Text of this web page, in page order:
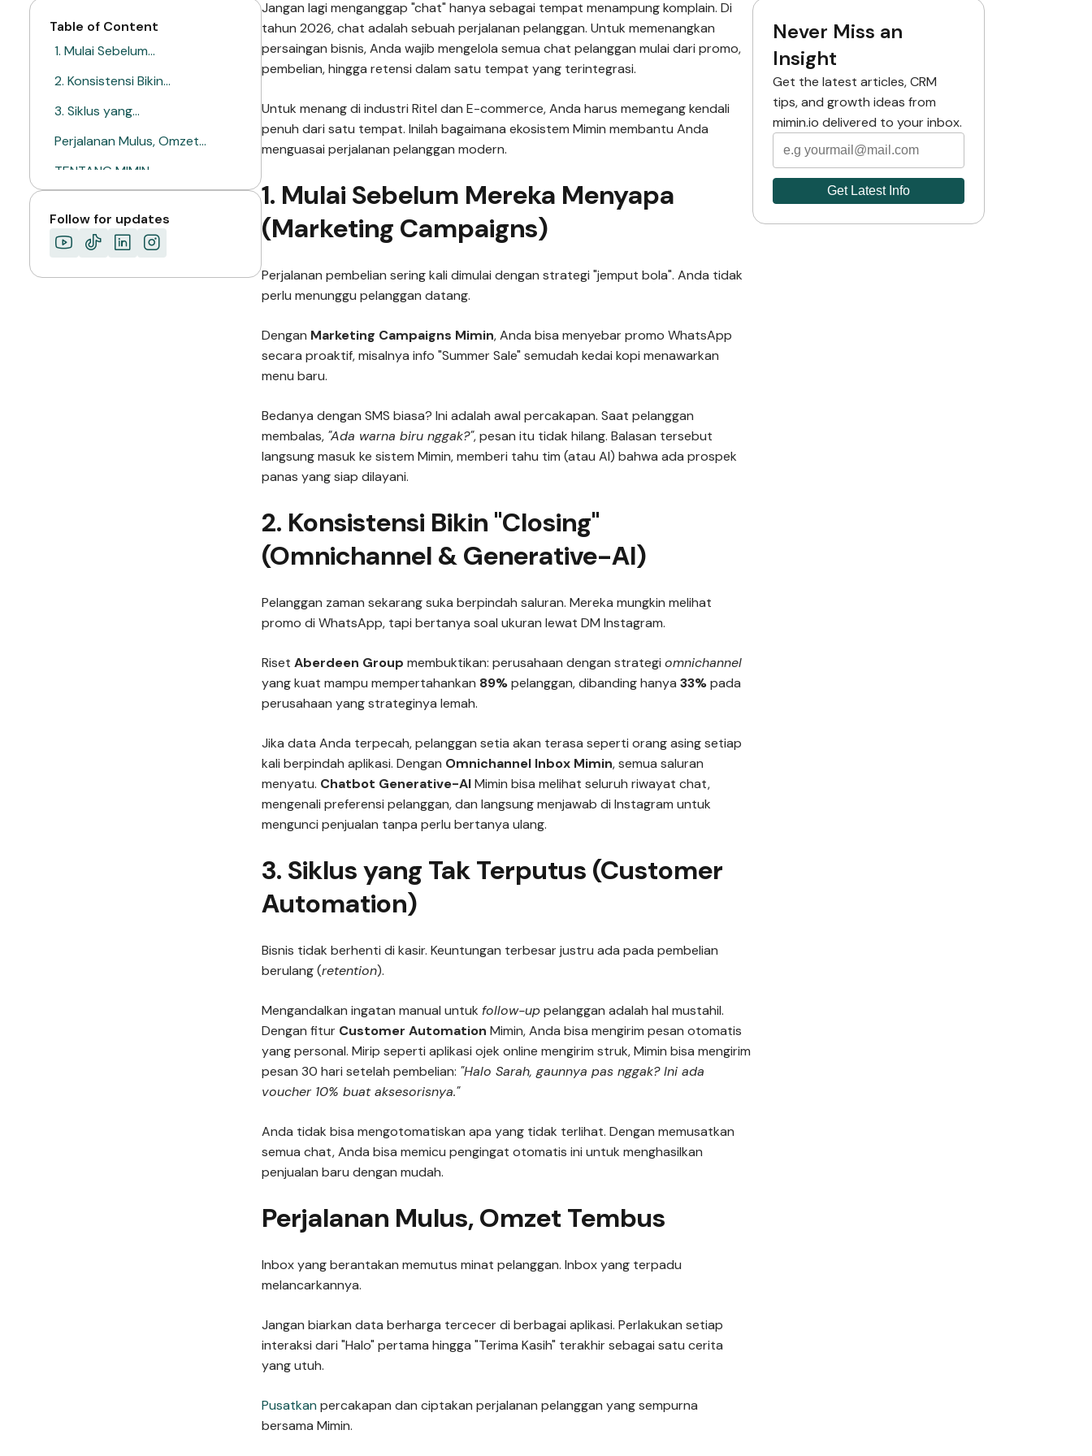
Table of Content
1. Mulai Sebelum…
2. Konsistensi Bikin…
3. Siklus yang…
Perjalanan Mulus, Omzet…
TENTANG MIMIN
Follow for updates
Jangan lagi menganggap "chat" hanya sebagai tempat menampung komplain. Di
tahun 2026, chat adalah sebuah perjalanan pelanggan. Untuk memenangkan
persaingan bisnis, Anda wajib mengelola semua chat pelanggan mulai dari promo,
pembelian, hingga retensi dalam satu tempat yang terintegrasi.
Untuk menang di industri Ritel dan E-commerce, Anda harus memegang kendali
penuh dari satu tempat. Inilah bagaimana ekosistem Mimin membantu Anda
menguasai perjalanan pelanggan modern.
1. Mulai Sebelum Mereka Menyapa
(Marketing Campaigns)
Perjalanan pembelian sering kali dimulai dengan strategi "jemput bola". Anda tidak
perlu menunggu pelanggan datang.
Dengan Marketing Campaigns Mimin, Anda bisa menyebar promo WhatsApp
secara proaktif, misalnya info "Summer Sale" semudah kedai kopi menawarkan
menu baru.
Bedanya dengan SMS biasa? Ini adalah awal percakapan. Saat pelanggan
membalas, "Ada warna biru nggak?", pesan itu tidak hilang. Balasan tersebut
langsung masuk ke sistem Mimin, memberi tahu tim (atau AI) bahwa ada prospek
panas yang siap dilayani.
2. Konsistensi Bikin "Closing"
(Omnichannel & Generative-AI)
Pelanggan zaman sekarang suka berpindah saluran. Mereka mungkin melihat
promo di WhatsApp, tapi bertanya soal ukuran lewat DM Instagram.
Riset Aberdeen Group membuktikan: perusahaan dengan strategi omnichannel
yang kuat mampu mempertahankan 89%pelanggan, dibanding hanya 33%pada
perusahaan yang strateginya lemah.
Jika data Anda terpecah, pelanggan setia akan terasa seperti orang asing setiap
kali berpindah aplikasi. Dengan Omnichannel Inbox Mimin, semua saluran
menyatu. Chatbot Generative-AIMimin bisa melihat seluruh riwayat chat,
mengenali preferensi pelanggan, dan langsung menjawab di Instagram untuk
mengunci penjualan tanpa perlu bertanya ulang.
3. Siklus yang Tak Terputus (Customer
Automation)
Bisnis tidak berhenti di kasir. Keuntungan terbesar justru ada pada pembelian
berulang (retention).
Mengandalkan ingatan manual untuk follow-uppelanggan adalah hal mustahil.
Dengan fitur Customer Automation Mimin, Anda bisa mengirim pesan otomatis
yang personal. Mirip seperti aplikasi ojek online mengirim struk, Mimin bisa mengirim
pesan 30 hari setelah pembelian: "Halo Sarah, gaunnya pas nggak? Ini ada
voucher 10% buat aksesorisnya."
Anda tidak bisa mengotomatiskan apa yang tidak terlihat. Dengan memusatkan
semua chat, Anda bisa memicu pengingat otomatis ini untuk menghasilkan
penjualan baru dengan mudah.
Perjalanan Mulus, Omzet Tembus
Inbox yang berantakan memutus minat pelanggan. Inbox yang terpadu
melancarkannya.
Jangan biarkan data berharga tercecer di berbagai aplikasi. Perlakukan setiap
interaksi dari "Halo" pertama hingga "Terima Kasih" terakhir sebagai satu cerita
yang utuh.
Pusatkan percakapan dan ciptakan perjalanan pelanggan yang sempurna
bersama Mimin.
Never Miss an
Insight
Get the latest articles, CRM
tips, and growth ideas from
mimin.io delivered to your inbox.